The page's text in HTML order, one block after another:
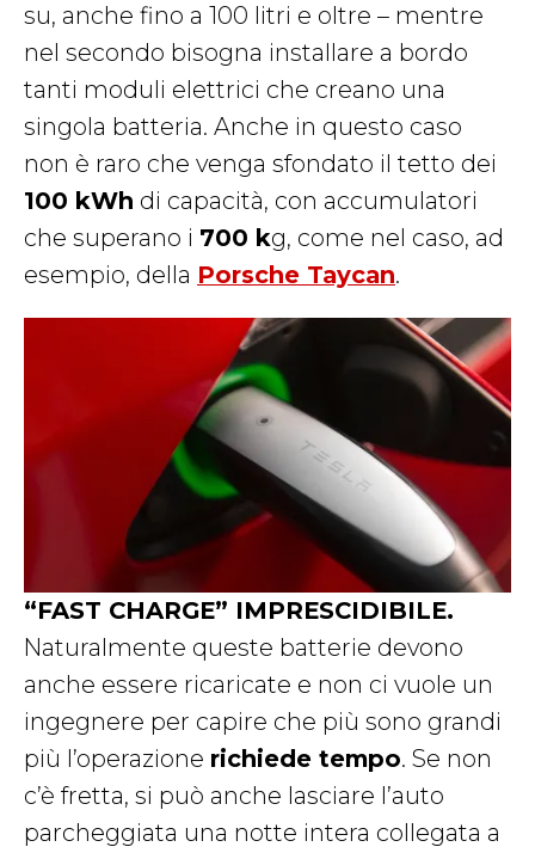
su, anche fino a 100 litri e oltre – mentre
nel secondo bisogna installare a bordo
tanti moduli elettrici che creano una
singola batteria. Anche in questo caso
non è raro che venga sfondato il tetto dei
100 kWh di capacità, con accumulatori
che superano i 700 kg, come nel caso, ad
esempio, della Porsche Taycan.
“FAST CHARGE” IMPRESCIDIBILE.
Naturalmente queste batterie devono
anche essere ricaricate e non ci vuole un
ingegnere per capire che più sono grandi
più l’operazione richiede tempo. Se non
c’è fretta, si può anche lasciare l’auto
parcheggiata una notte intera collegata a